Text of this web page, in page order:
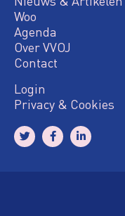
Woo
Agenda
Over VVOJ
Contact
Login
Privacy & Cookies